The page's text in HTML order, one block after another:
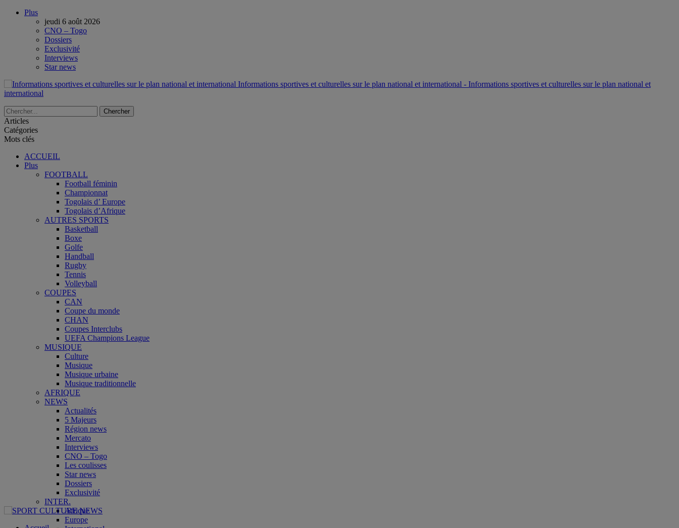
Plus
jeudi 6 août 2026
CNO – Togo
Dossiers
Exclusivité
Interviews
Star news
Informations sportives et culturelles sur le plan national et international - Informations sportives et culturelles sur le plan national et
international
Articles
Catégories
Mots clés
ACCUEIL
Plus
FOOTBALL
Football féminin
Championnat
Togolais d’ Europe
Togolais d’Afrique
AUTRES SPORTS
Basketball
Boxe
Golfe
Handball
Rugby
Tennis
Volleyball
COUPES
CAN
Coupe du monde
CHAN
Coupes Interclubs
UEFA Champions League
MUSIQUE
Culture
Musique
Musique urbaine
Musique traditionnelle
AFRIQUE
NEWS
Actualités
5 Majeurs
Région news
Mercato
Interviews
CNO – Togo
Les coulisses
Star news
Dossiers
Exclusivité
INTER.
Afrique
Europe